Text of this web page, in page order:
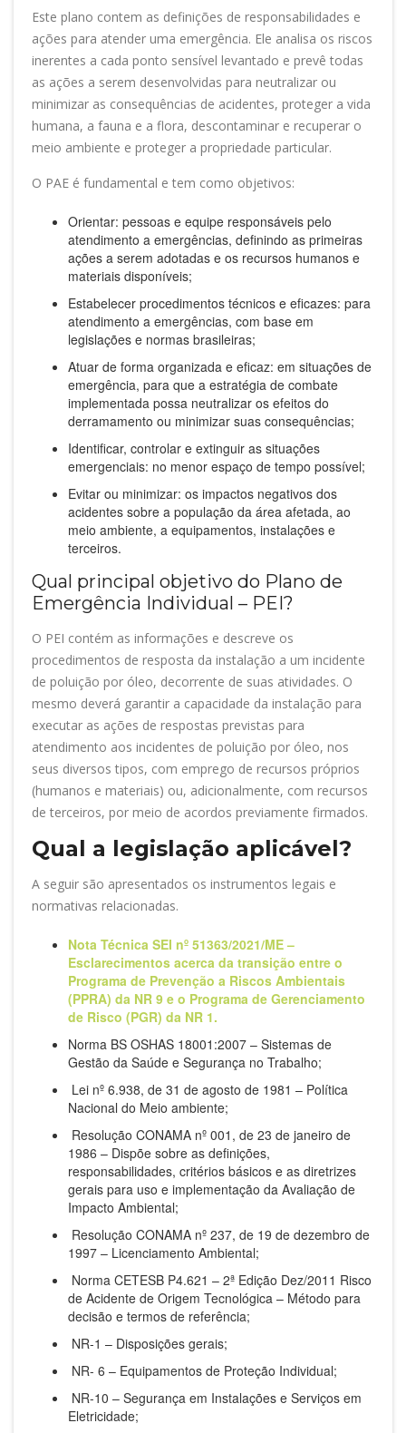
Este plano contem as definições de responsabilidades e
ações para atender uma emergência. Ele analisa os riscos
inerentes a cada ponto sensível levantado e prevê todas
as ações a serem desenvolvidas para neutralizar ou
minimizar as consequências de acidentes, proteger a vida
humana, a fauna e a flora, descontaminar e recuperar o
meio ambiente e proteger a propriedade particular.
O PAE é fundamental e tem como objetivos:
Orientar: pessoas e equipe responsáveis pelo
atendimento a emergências, definindo as primeiras
ações a serem adotadas e os recursos humanos e
materiais disponíveis;
Estabelecer procedimentos técnicos e eficazes: para
atendimento a emergências, com base em
legislações e normas brasileiras;
Atuar de forma organizada e eficaz: em situações de
emergência, para que a estratégia de combate
implementada possa neutralizar os efeitos do
derramamento ou minimizar suas consequências;
Identificar, controlar e extinguir as situações
emergenciais: no menor espaço de tempo possível;
Evitar ou minimizar: os impactos negativos dos
acidentes sobre a população da área afetada, ao
meio ambiente, a equipamentos, instalações e
terceiros.
Qual principal objetivo do Plano de
Emergência Individual – PEI?
O PEI contém as informações e descreve os
procedimentos de resposta da instalação a um incidente
de poluição por óleo, decorrente de suas atividades. O
mesmo deverá garantir a capacidade da instalação para
executar as ações de respostas previstas para
atendimento aos incidentes de poluição por óleo, nos
seus diversos tipos, com emprego de recursos próprios
(humanos e materiais) ou, adicionalmente, com recursos
de terceiros, por meio de acordos previamente firmados.
Qual a legislação aplicável?
A seguir são apresentados os instrumentos legais e
normativas relacionadas.
Nota Técnica SEI nº 51363/2021/ME –
Esclarecimentos acerca da transição entre o
Programa de Prevenção a Riscos Ambientais
(PPRA) da NR 9 e o Programa de Gerenciamento
de Risco (PGR) da NR 1.
Norma BS OSHAS 18001:2007 – Sistemas de
Gestão da Saúde e Segurança no Trabalho;
Lei nº 6.938, de 31 de agosto de 1981 – Política
Nacional do Meio ambiente;
Resolução CONAMA nº 001, de 23 de janeiro de
1986 – Dispõe sobre as definições,
responsabilidades, critérios básicos e as diretrizes
gerais para uso e implementação da Avaliação de
Impacto Ambiental;
Resolução CONAMA nº 237, de 19 de dezembro de
1997 – Licenciamento Ambiental;
Norma CETESB P4.621 – 2ª Edição Dez/2011 Risco
de Acidente de Origem Tecnológica – Método para
decisão e termos de referência;
NR-1 – Disposições gerais;
NR- 6 – Equipamentos de Proteção Individual;
NR-10 – Segurança em Instalações e Serviços em
Eletricidade;